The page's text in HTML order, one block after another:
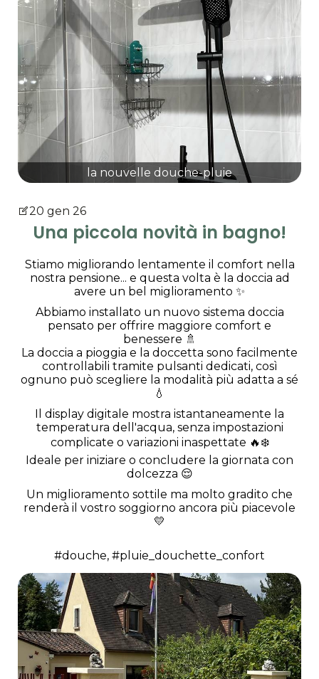
la nouvelle douche-pluie
20 gen 26
Una piccola novità in bagno!
Stiamo migliorando lentamente il comfort nella
nostra pensione... e questa volta è la doccia ad
avere un bel miglioramento ✨
Abbiamo installato un nuovo sistema doccia
pensato per offrire maggiore comfort e
benessere 🚿
La doccia a pioggia e la doccetta sono facilmente
controllabili tramite pulsanti dedicati, così
ognuno può scegliere la modalità più adatta a sé
💧
Il display digitale mostra istantaneamente la
temperatura dell'acqua, senza impostazioni
complicate o variazioni inaspettate 🔥❄️
Ideale per iniziare o concludere la giornata con
dolcezza 😌
Un miglioramento sottile ma molto gradito che
renderà il vostro soggiorno ancora più piacevole
💛
#douche, #pluie_douchette_confort